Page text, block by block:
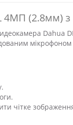
4МП (2.8мм)
Dahua
мікрофоном
чітке